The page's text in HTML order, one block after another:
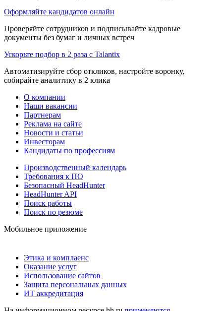
Оформляйте кандидатов онлайн
Проверяйте сотрудников и подписывайте кадровые
документы без бумаг и личных встреч
Ускорьте подбор в 2 раза с Talantix
Автоматизируйте сбор откликов, настройте воронку,
собирайте аналитику в 2 клика
О компании
Наши вакансии
Партнерам
Реклама на сайте
Новости и статьи
Инвесторам
Кандидаты по профессиям
Производственный календарь
Требования к ПО
Безопасный HeadHunter
HeadHunter API
Поиск работы
Поиск по резюме
Мобильное приложение
Этика и комплаенс
Оказание услуг
Использование сайтов
Защита персональных данных
ИТ аккредитация